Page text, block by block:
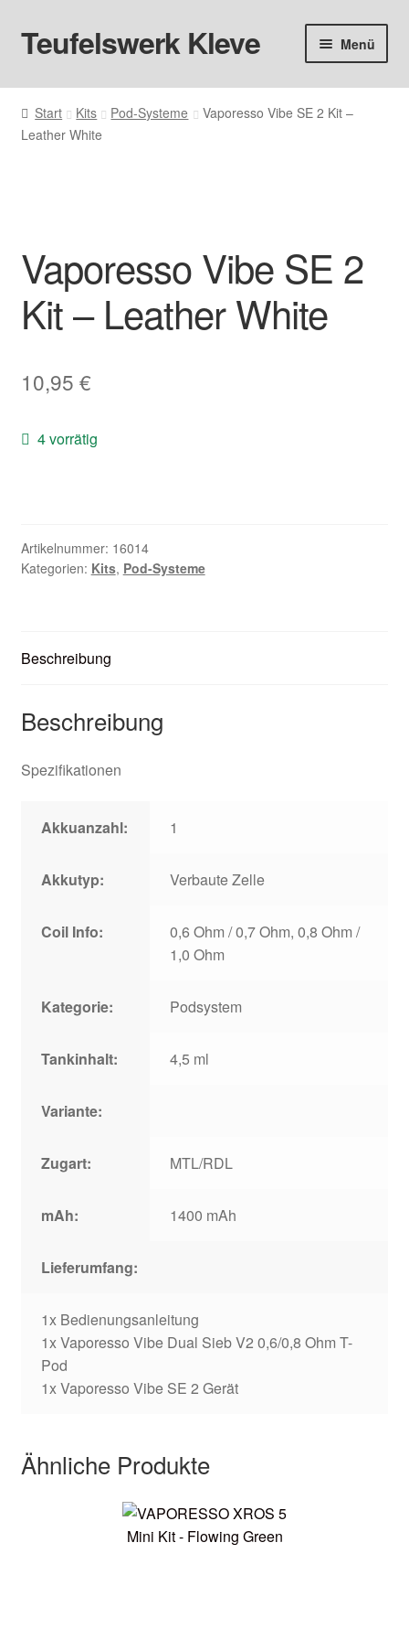
Zur
Navigation
Zum
Inhalt
Teufelswerk Kleve Menü
Startseite
Hardware
Big Puff
Aromen
Basen & Nikotin
Nikotintabelle
Start Kits Pod-Systeme
Vaporesso Vibe SE 2 Kit –
Leather White
Vaporesso Vibe SE 2
Kit – Leather White
10,95 €
4 vorrätig
Artikelnummer: 16014
Kategorien: Kits, Pod-Systeme
Beschreibung
Beschreibung
Spezifikationen
Akkuanzahl: 1
Akkutyp: Verbaute Zelle
Coil Info:
0,6 Ohm / 0,7 Ohm, 0,8 Ohm /
1,0 Ohm
Kategorie: Podsystem
Tankinhalt: 4,5 ml
Variante:
Zugart: MTL/RDL
mAh: 1400 mAh
Lieferumfang:
1x Bedienungsanleitung
1x Vaporesso Vibe Dual Sieb V2 0,6/0,8 Ohm T-
Pod
1x Vaporesso Vibe SE 2 Gerät
Ähnliche Produkte